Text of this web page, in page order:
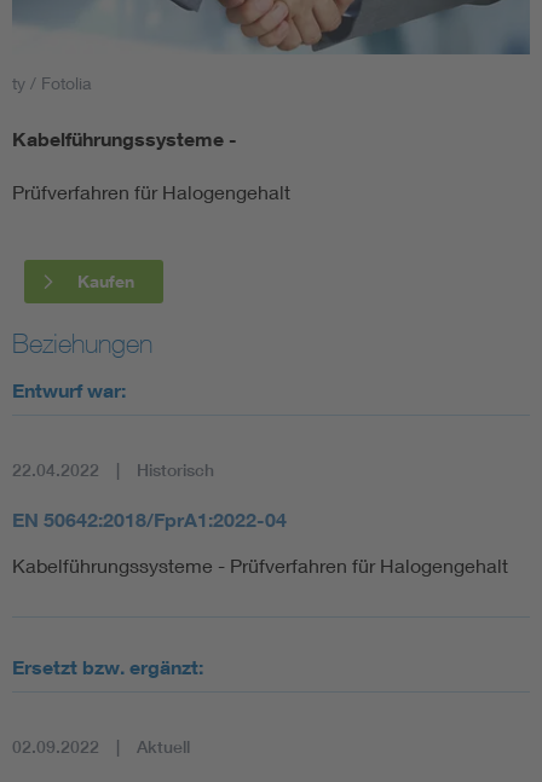
DIN VDE 0100 für sichere Elektroinstallationen
ty / Fotolia
Kabelführungssysteme -
Prüfverfahren für Halogengehalt
Kaufen
Beziehungen
Entwurf war:
22.04.2022 Historisch
EN 50642:2018/FprA1:2022-04
Kabelführungssysteme - Prüfverfahren für Halogengehalt
Ersetzt bzw. ergänzt:
02.09.2022 Aktuell